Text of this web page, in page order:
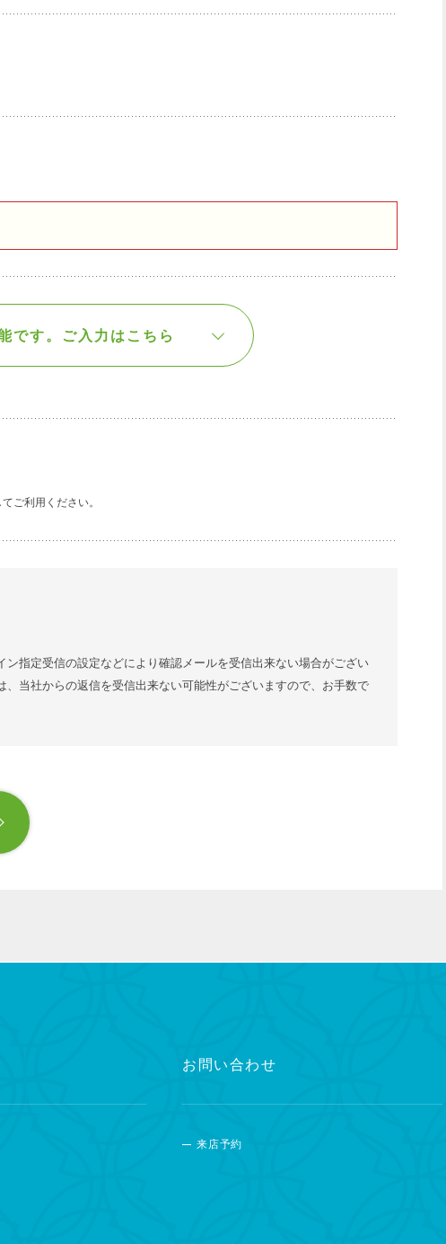
です。 ご入力はこちら
ご利用ください。
指定受信の設定などにより確認メールを受信出来ない場合がござい
、当社からの返信を受信出来ない可能性がございますので、お手数で
お問い合わせ
来店予約